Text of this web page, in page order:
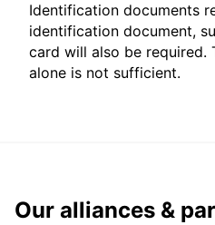
Identification documents
identification document,
card will also be required.
alone is not sufficient.
Our alliances &